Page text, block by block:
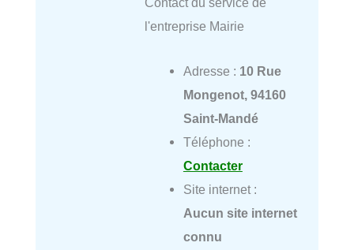
l'entreprise Mairie
Adresse : 10 Rue
Mongenot, 94160
Saint-Mandé
Téléphone :
Contacter
Site internet :
Aucun site internet
connu